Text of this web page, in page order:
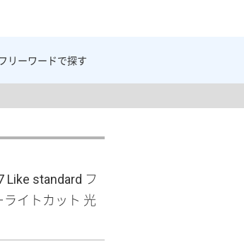
フリーワードで探す
Like standard フ
ライトカット 光